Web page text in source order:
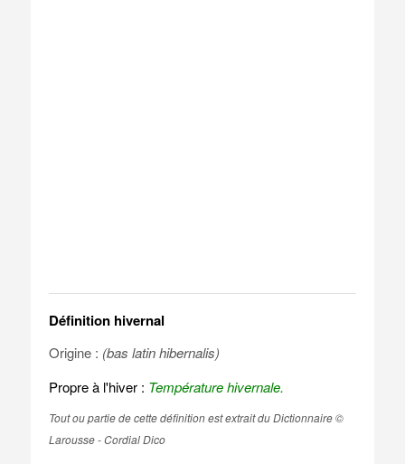
Définition hivernal
Origine : (bas latin hibernalis)
Propre à l'hiver : Température hivernale.
Tout ou partie de cette définition est extrait du Dictionnaire ©
Larousse - Cordial Dico